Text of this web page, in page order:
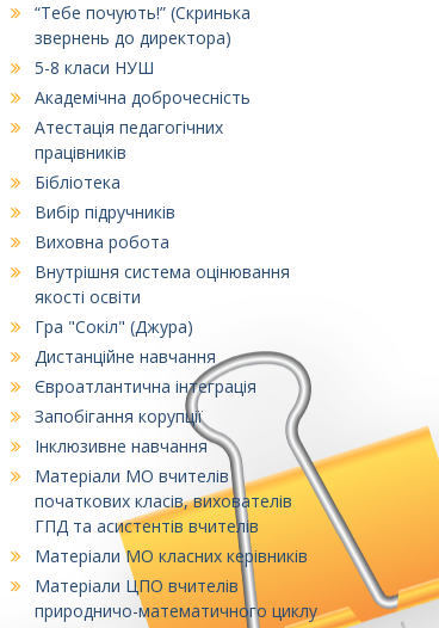
“Тебе почують!” (Скринька
звернень до директора)
5-8 класи НУШ
Академічна доброчесність
Атестація педагогічних
працівників
Бібліотека
Вибір підручників
Виховна робота
Внутрішня система оцінювання
якості освіти
Гра "Сокіл" (Джура)
Дистанційне навчання
Євроатлантична інтеграція
Запобігання корупції
Інклюзивне навчання
Матеріали МО вчителів
початкових класів, вихователів
ГПД та асистентів вчителів
Матеріали МО класних керівників
Матеріали ЦПО вчителів
природничо-математичного циклу